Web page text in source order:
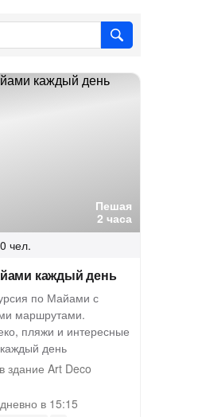
Пешая
2 часа
чел.
каждый день
по Майами с
маршрутами.
пляжи и интересные
день
здание Art Deco
в 15:15